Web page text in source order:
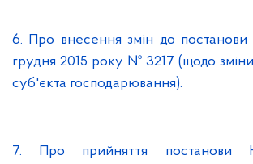
6. Про внесення змін до
грудня 2015 року № 3217 (щодо
суб'єкта господарювання).
7. Про прийняття постанови